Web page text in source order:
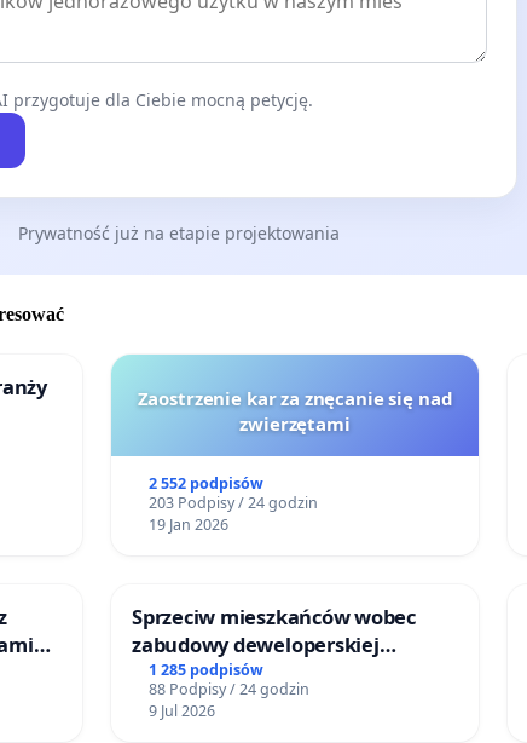
przygotuje dla Ciebie mocną petycję.
Prywatność już na etapie projektowania
Zaostrzenie kar za znęcanie się nad
zwierzętami
2 552 podpisów
203 Podpisy / 24 godzin
19 Jan 2026
Sprzeciw mieszkańców wobec
zabudowy deweloperskiej
terenow zielonych w rejonie
Bulwarów Straceńskich w Bielsku-
Białej
1 285 podpisów
88 Podpisy / 24 godzin
9 Jul 2026